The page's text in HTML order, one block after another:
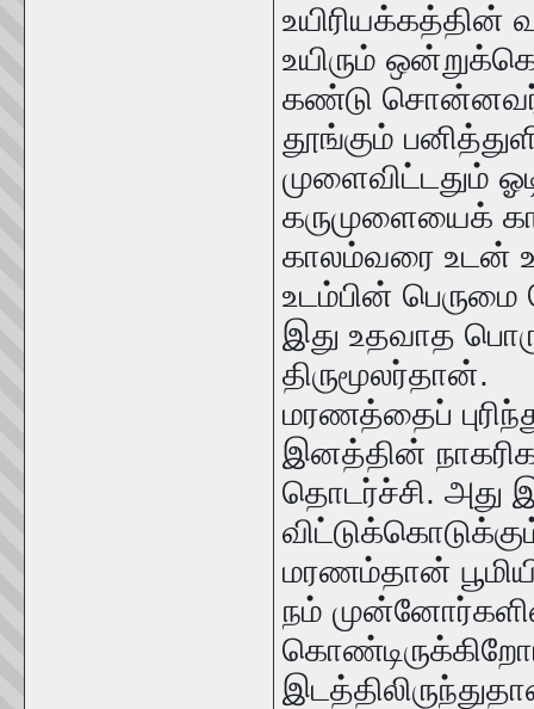
உயிரியக்கத்தின்
உயிரும்
கண்டு சொன்னவர்
தூங்கும்
முளைவிட்டதும்
கருமுளையைக்
காலம்வரை உடன்
உடம்பின் பெருமை
இது உதவாத
திருமூலர்தான்.
மரணத்தைப்
இனத்தின்
தொடர்ச்சி. அது
மரணம்தான்
நம்